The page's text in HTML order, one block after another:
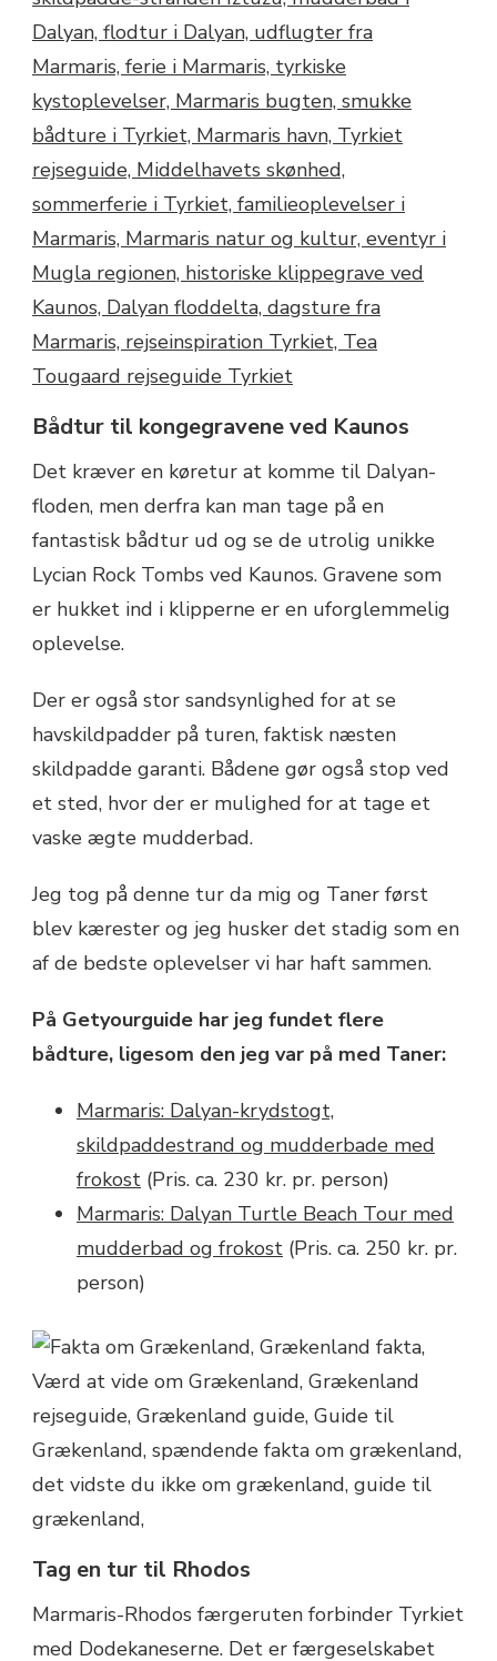
Bådtur til kongegravene ved Kaunos
Det kræver en køretur at komme til Dalyan-
floden, men derfra kan man tage på en
fantastisk bådtur ud og se de utrolig unikke
Lycian Rock Tombs ved Kaunos. Gravene som
er hukket ind i klipperne er en uforglemmelig
oplevelse.
Der er også stor sandsynlighed for at se
havskildpadder på turen, faktisk næsten
skildpadde garanti. Bådene gør også stop ved
et sted, hvor der er mulighed for at tage et
vaske ægte mudderbad.
Jeg tog på denne tur da mig og Taner først
blev kærester og jeg husker det stadig som en
af de bedste oplevelser vi har haft sammen.
På Getyourguide har jeg fundet flere
bådture, ligesom den jeg var på med Taner:
Marmaris: Dalyan-krydstogt,
skildpaddestrand og mudderbade med
frokost (Pris. ca. 230 kr. pr. person)
Marmaris: Dalyan Turtle Beach Tour med
mudderbad og frokost (Pris. ca. 250 kr. pr.
person)
Tag en tur til Rhodos
Marmaris-Rhodos færgeruten forbinder Tyrkiet
med Dodekaneserne. Det er færgeselskabet